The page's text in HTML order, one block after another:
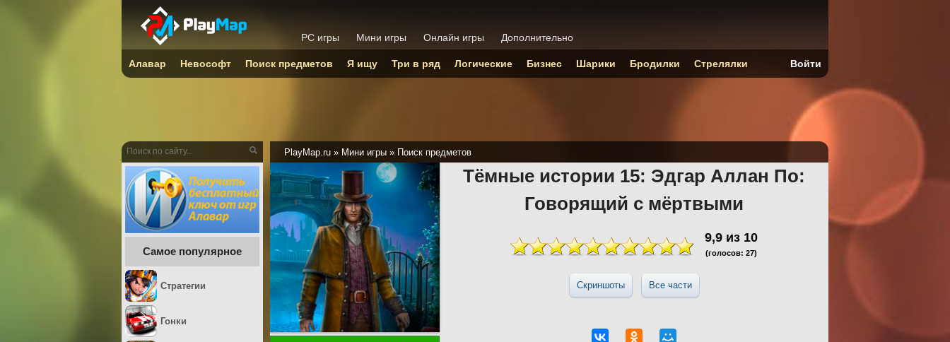
PlayMap.ru » Мини игры » Поиск предметов
Тёмные истории 15: Эдгар Аллан По:
Говорящий с мёртвыми
9,9 из 10
(голосов: 27)
Скриншоты Все части
Самое популярное
Стратегии
Гонки
PC игры Мини игры Онлайн игры Дополнительно
Алавар Невософт Поиск предметов Я ищу Три в ряд Логические Бизнес Шарики Бродилки Стрелялки Войти